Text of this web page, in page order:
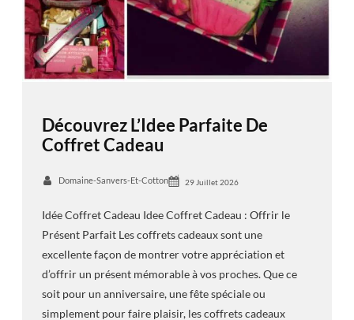
Découvrez L’Idee Parfaite De
Coffret Cadeau
Domaine-Sanvers-Et-Cotton 29 Juillet 2026
Idée Coffret Cadeau Idee Coffret Cadeau : Offrir le
Présent Parfait Les coffrets cadeaux sont une
excellente façon de montrer votre appréciation et
d’offrir un présent mémorable à vos proches. Que ce
soit pour un anniversaire, une fête spéciale ou
simplement pour faire plaisir, les coffrets cadeaux